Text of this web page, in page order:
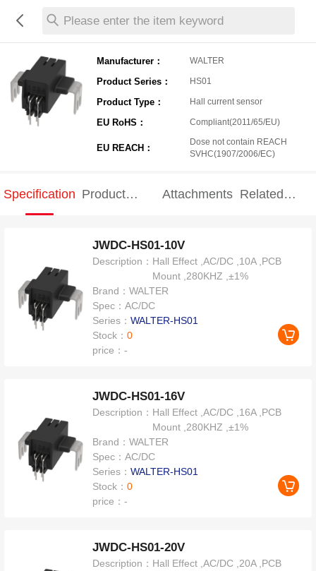
Please enter the item keyword
Manufacturer： WALTER
Product Series： HS01
Product Type： Hall current sensor
EU RoHS： Compliant(2011/65/EU)
EU REACH：
Dose not contain REACH
SVHC(1907/2006/EC)
Specification Product
Attachments Related
JWDC-HS01-10V
Description： Hall Effect ,AC/DC ,10A ,PCB
Mount ,280KHZ ,±1%
Brand：WALTER
Spec：AC/DC
Series：WALTER-HS01
Stock：0
price：-
JWDC-HS01-16V
Description： Hall Effect ,AC/DC ,16A ,PCB
Mount ,280KHZ ,±1%
Brand：WALTER
Spec：AC/DC
Series：WALTER-HS01
Stock：0
price：-
JWDC-HS01-20V
Description： Hall Effect ,AC/DC ,20A ,PCB